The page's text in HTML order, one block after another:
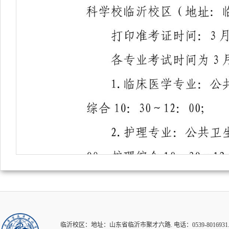
临沂校区：地址：山东省临沂市聚才六路. 电话：0539-